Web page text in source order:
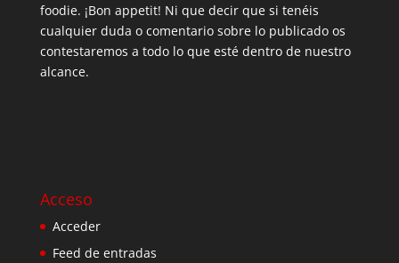
foodie. ¡Bon appetit! Ni que decir que si tenéis
cualquier duda o comentario sobre lo publicado os
contestaremos a todo lo que esté dentro de nuestro
alcance.
Acceso
Acceder
Feed de entradas